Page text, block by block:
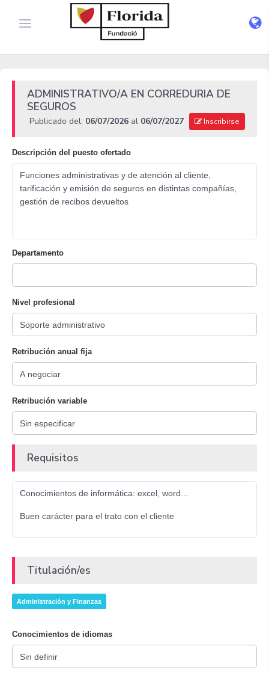
ADMINISTRATIVO/A EN CORREDURIA DE
SEGUROS
Publicado del: 06/07/2026 al 06/07/2027 Inscribirse
Descripción del puesto ofertado
Funciones administrativas y de atención al cliente,
tarificación y emisión de seguros en distintas compañías,
gestión de recibos devueltos
Departamento
Nivel profesional
Retribución anual fija
Retribución variable
Requisitos
Conocimientos de informática: excel, word...
Buen carácter para el trato con el cliente
Titulación/es
Administración y Finanzas
Conocimientos de idiomas